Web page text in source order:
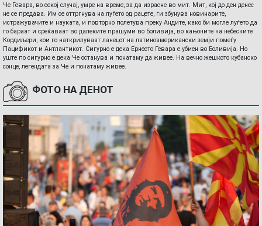
Че Гевара, во секој случај, умре на време, за да израсне во мит. Мит, кој до ден денес
не се предава. Им се оттргнува на луѓето од рацете, ги збунува новинарите,
истражувачите и науката, и повторно полетува преку Андите, како би могле луѓето да
го бараат и среќаваат во далеките прашуми во Боливија, во кањоните на небеските
Кордиљери, кои го наткрилуваат ланецот на латиноамерикански земји помеѓу
Пацификот и Антлантикот. Сигурно е дека Ернесто Гевара е убиен во Боливија. Но
уште по сигурно е дека Че останува и понатаму да живее. На вечно жешкото кубанско
сонце, легендата за Че и понатаму живее.
ФОТО НА ДЕНОТ